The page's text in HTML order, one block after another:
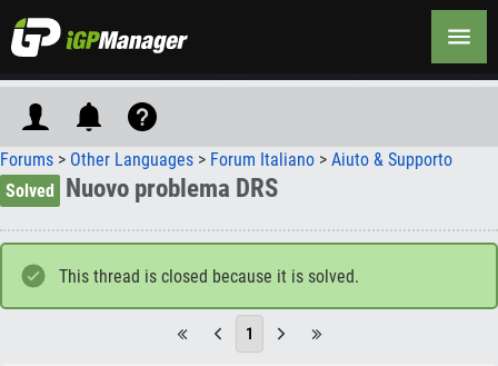
Forums > Other Languages > Forum Italiano > Aiuto & Supporto
Solved
Nuovo problema DRS
This thread is closed because it is solved.
1